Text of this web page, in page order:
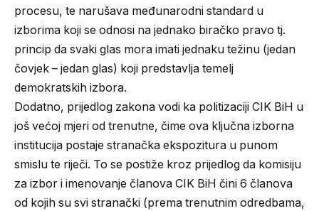
procesu, te narušava međunarodni standard u
izborima koji se odnosi na jednako biračko pravo tj.
princip da svaki glas mora imati jednaku težinu (jedan
čovjek – jedan glas) koji predstavlja temelj
demokratskih izbora.
Dodatno, prijedlog zakona vodi ka politizaciji CIK BiH u
još većoj mjeri od trenutne, čime ova ključna izborna
institucija postaje stranačka ekspozitura u punom
smislu te riječi. To se postiže kroz prijedlog da komisiju
za izbor i imenovanje članova CIK BiH čini 6 članova
od kojih su svi stranački (prema trenutnim odredbama,